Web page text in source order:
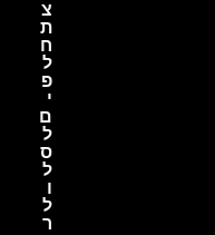
צ
ת
ח
ל
פ
י
ם
ל
ס
ל
ו
ל
ר